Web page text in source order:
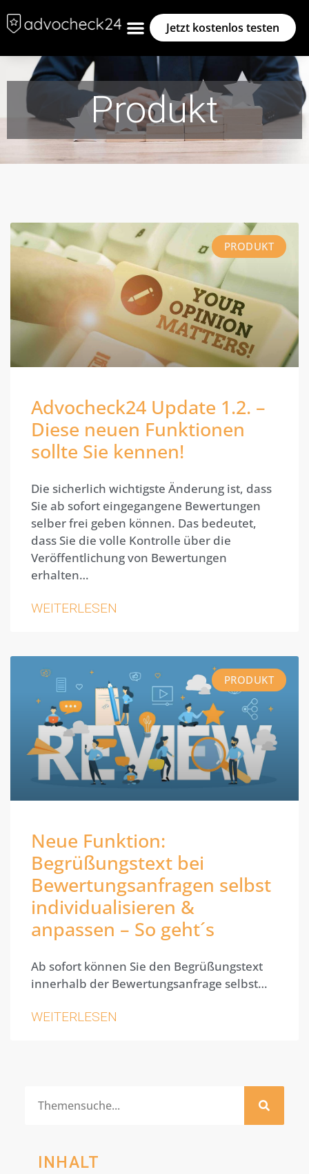
Jetzt kostenlos testen
Produkt
PRODUKT
Advocheck24 Update 1.2. –
Diese neuen Funktionen
sollte Sie kennen!
Die sicherlich wichtigste Änderung ist, dass
Sie ab sofort eingegangene Bewertungen
selber frei geben können. Das bedeutet,
dass Sie die volle Kontrolle über die
Veröffentlichung von Bewertungen
erhalten…
WEITERLESEN
PRODUKT
Neue Funktion:
Begrüßungstext bei
Bewertungsanfragen selbst
individualisieren &
anpassen – So geht´s
Ab sofort können Sie den Begrüßungstext
innerhalb der Bewertungsanfrage selbst…
WEITERLESEN
INHALT